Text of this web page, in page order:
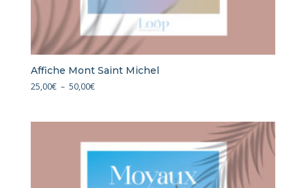
Affiche Mont Saint Michel
25,00€ – 50,00€Plage
à
50,00€